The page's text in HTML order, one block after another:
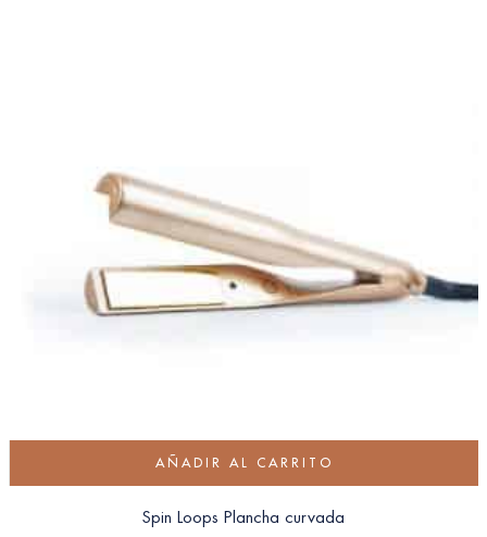
AÑADIR AL CARRITO
Spin Loops Plancha curvada